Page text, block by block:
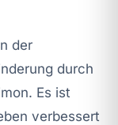
der
durch
Es ist
verbessert